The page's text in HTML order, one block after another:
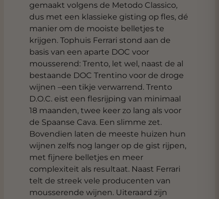
gemaakt volgens de Metodo Classico,
dus met een klassieke gisting op fles, dé
manier om de mooiste belletjes te
krijgen. Tophuis Ferrari stond aan de
basis van een aparte DOC voor
mousserend: Trento, let wel, naast de al
bestaande DOC Trentino voor de droge
wijnen –een tikje verwarrend. Trento
D.O.C. eist een flesrijping van minimaal
18 maanden, twee keer zo lang als voor
de Spaanse Cava. Een slimme zet.
Bovendien laten de meeste huizen hun
wijnen zelfs nog langer op de gist rijpen,
met fijnere belletjes en meer
complexiteit als resultaat. Naast Ferrari
telt de streek vele producenten van
mousserende wijnen. Uiteraard zijn